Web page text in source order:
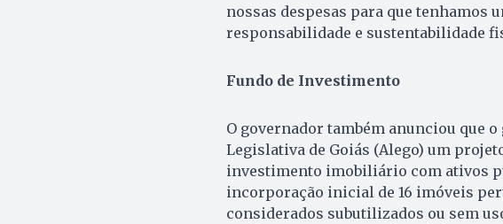
nossas despesas para que tenhamos
responsabilidade e sustentabilidade
Fundo de Investimento
O governador também anunciou que
Legislativa de Goiás (Alego) um
investimento imobiliário com ativos
incorporação inicial de 16 imóveis
considerados subutilizados ou sem